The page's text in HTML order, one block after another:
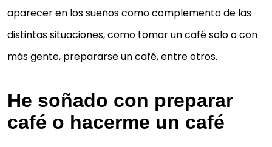
aparecer en los sueños como complemento de las
distintas situaciones, como tomar un café solo o con
más gente, prepararse un café, entre otros.
He soñado con preparar
café o hacerme un café